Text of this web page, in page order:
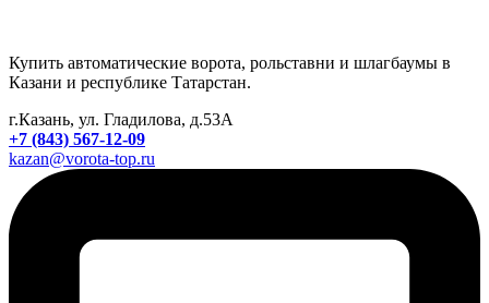
Купить автоматические ворота, рольставни и шлагбаумы в
Казани и республике Татарстан.
г.Казань, ул. Гладилова, д.53А
+7 (843) 567-12-09
kazan@vorota-top.ru